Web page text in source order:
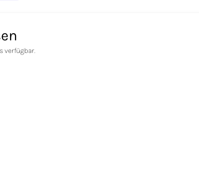
verfügbar.